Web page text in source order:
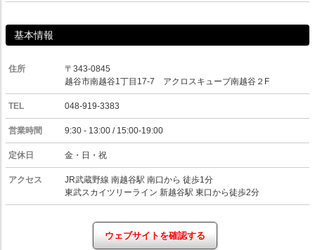
基本情報
住所
〒343-0845
越谷市南越谷1丁目17-7 アクロスキューブ南越谷２F
TEL 048-919-3383
営業時間 9:30 - 13:00 / 15:00-19:00
定休日 金・日・祝
アクセス
JR武蔵野線 南越谷駅 南口から 徒歩1分
東武スカイツリーライン 新越谷駅 東口から徒歩2分
ウェブサイトを確認する